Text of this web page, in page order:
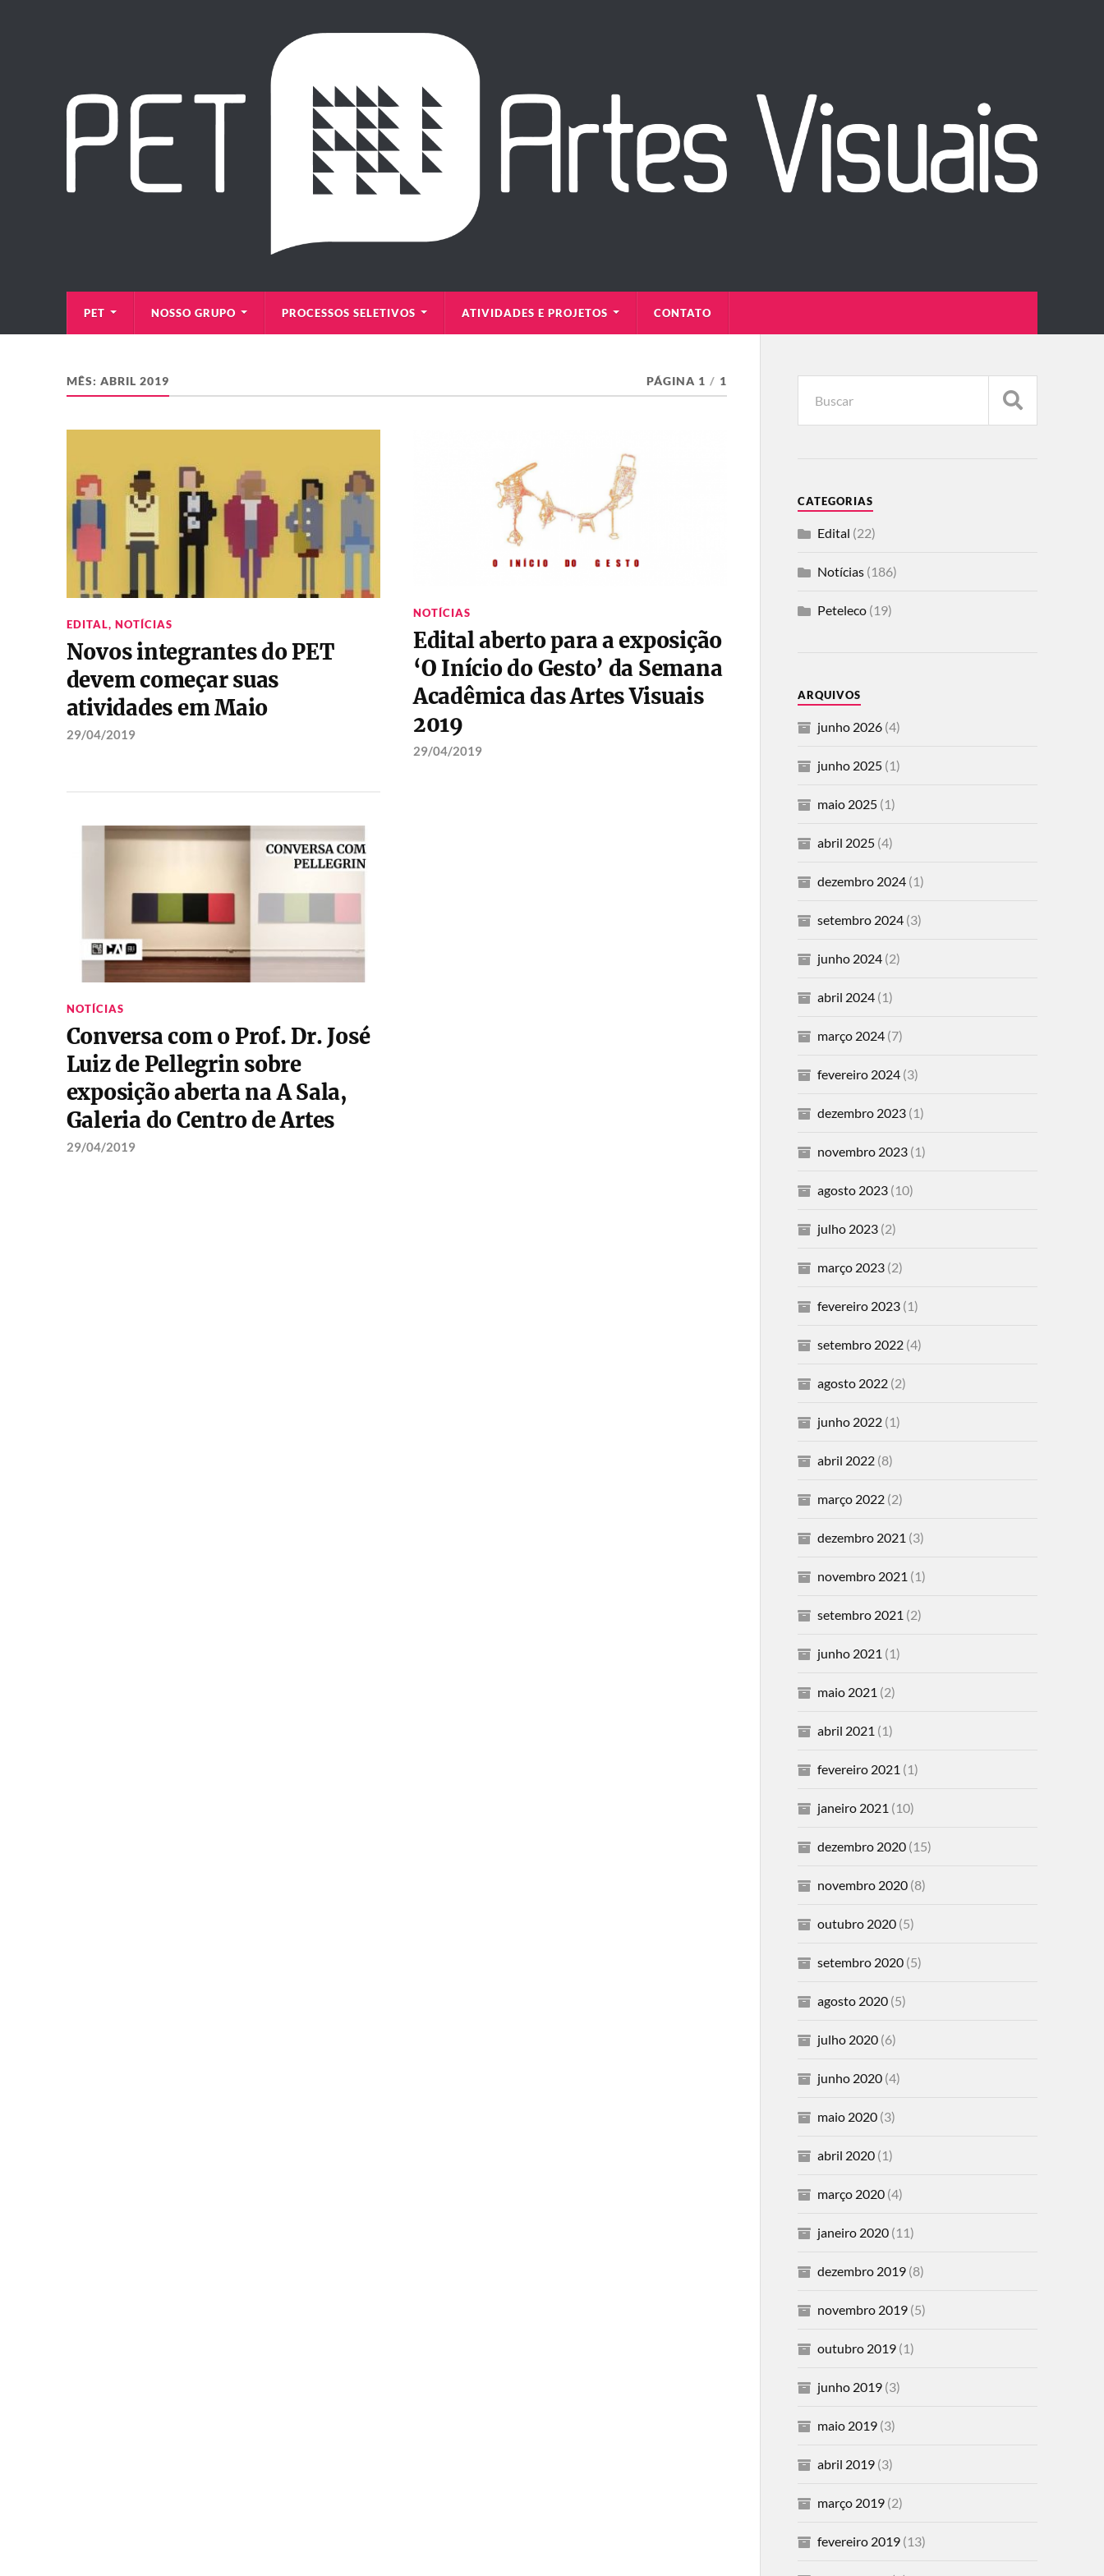
PET NOSSO GRUPO PROCESSOS SELETIVOS ATIVIDADES E PROJETOS CONTATO
MÊS: ABRIL 2019 PÁGINA 1 / 1
EDITAL, NOTÍCIAS
Novos integrantes do PET
devem começar suas
atividades em Maio
29/04/2019
NOTÍCIAS
Edital aberto para a exposição
‘O Início do Gesto’ da Semana
Acadêmica das Artes Visuais
2019
29/04/2019
NOTÍCIAS
Conversa com o Prof. Dr. José
Luiz de Pellegrin sobre
exposição aberta na A Sala,
Galeria do Centro de Artes
29/04/2019
CATEGORIAS
Edital (22)
Notícias(186)
Peteleco(19)
ARQUIVOS
junho 2026(4)
junho 2025(1)
maio 2025(1)
abril 2025(4)
dezembro 2024(1)
setembro 2024(3)
junho 2024(2)
abril 2024(1)
março 2024(7)
fevereiro 2024(3)
dezembro 2023(1)
novembro 2023(1)
agosto 2023(10)
julho 2023(2)
março 2023(2)
fevereiro 2023(1)
setembro 2022(4)
agosto 2022(2)
junho 2022(1)
abril 2022(8)
março 2022(2)
dezembro 2021 (3)
novembro 2021 (1)
setembro 2021 (2)
junho 2021 (1)
maio 2021 (2)
abril 2021 (1)
fevereiro 2021 (1)
janeiro 2021 (10)
dezembro 2020(15)
novembro 2020(8)
outubro 2020(5)
setembro 2020(5)
agosto 2020(5)
julho 2020(6)
junho 2020(4)
maio 2020(3)
abril 2020(1)
março 2020(4)
janeiro 2020(11)
dezembro 2019(8)
novembro 2019(5)
outubro 2019(1)
junho 2019(3)
maio 2019(3)
abril 2019(3)
março 2019(2)
fevereiro 2019(13)